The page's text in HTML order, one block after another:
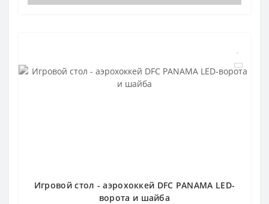
Игровой стол - аэрохоккей DFC PANAMA LED-
ворота и шайба